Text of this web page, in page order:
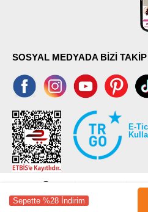
Sepette %28 İndirim
SOSYAL MEDYADA BİZİ
E-